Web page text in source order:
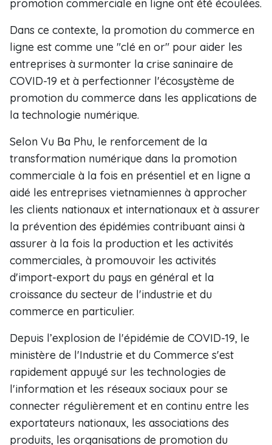
promotion commerciale en ligne ont été écoulées.
Dans ce contexte, la promotion du commerce en
ligne est comme une "clé en or" pour aider les
entreprises à surmonter la crise saninaire de
COVID-19 et à perfectionner l'écosystème de
promotion du commerce dans les applications de
la technologie numérique.
Selon Vu Ba Phu, le renforcement de la
transformation numérique dans la promotion
commerciale à la fois en présentiel et en ligne a
aidé les entreprises vietnamiennes à approcher
les clients nationaux et internationaux et à assurer
la prévention des épidémies contribuant ainsi à
assurer à la fois la production et les activités
commerciales, à promouvoir les activités
d'import-export du pays en général et la
croissance du secteur de l'industrie et du
commerce en particulier.
Depuis l’explosion de l'épidémie de COVID-19, le
ministère de l'Industrie et du Commerce s'est
rapidement appuyé sur les technologies de
l'information et les réseaux sociaux pour se
connecter régulièrement et en continu entre les
exportateurs nationaux, les associations des
produits, les organisations de promotion du